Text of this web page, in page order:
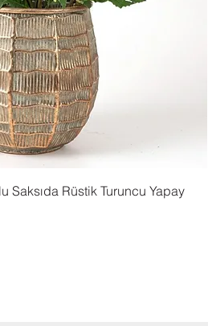
Saksıda Rüstik Turuncu Yapay